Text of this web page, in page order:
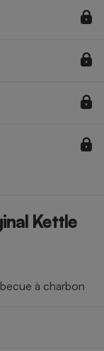
Kettle
à charbon